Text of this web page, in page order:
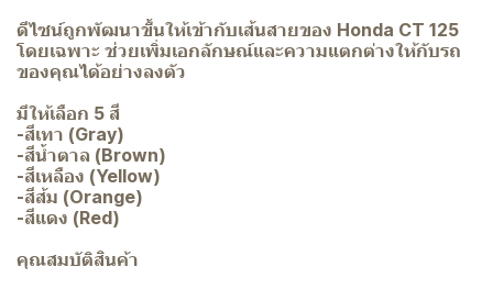
ดีไซน์ถูกพัฒนาขึ้นให้เข้ากับเส้นสายของ Honda CT 125
โดยเฉพาะ ช่วยเพิ่มเอกลักษณ์และความแตกต่างให้กับรถ
ของคุณได้อย่างลงตัว
มีให้เลือก 5 สี
-สีเทา (Gray)
-สีน้ำตาล (Brown)
-สีเหลือง (Yellow)
-สีส้ม (Orange)
-สีแดง (Red)
คุณสมบัติสินค้า